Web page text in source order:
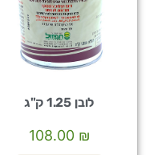
לובן 1.25 ק"ג
₪
108.00